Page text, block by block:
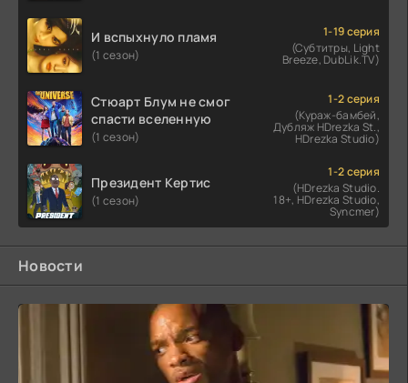
И вспыхнуло пламя
(1 сезон)
1-19 серия
(Субтитры, Light
Breeze, DubLik.TV)
Стюарт Блум не смог
спасти вселенную
(1 сезон)
1-2 серия
(Кураж-бамбей,
Дубляж HDrezka St.,
HDrezka Studio)
Президент Кертис
(1 сезон)
1-2 серия
(HDrezka Studio.
18+, HDrezka Studio,
Syncmer)
Новости